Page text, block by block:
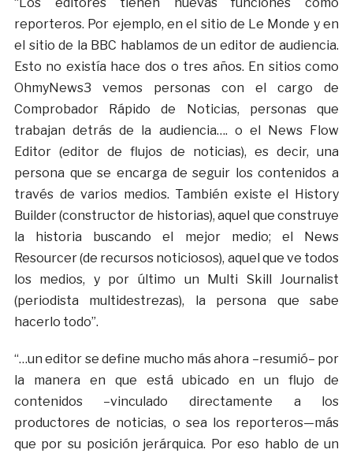
reporteros. Por ejemplo, en el sitio de Le Monde y en
el sitio de la BBC hablamos de un editor de audiencia.
Esto no existía hace dos o tres años. En sitios como
OhmyNews3 vemos personas con el cargo de
Comprobador Rápido de Noticias, personas que
trabajan detrás de la audiencia…. o el News Flow
Editor (editor de flujos de noticias), es decir, una
persona que se encarga de seguir los contenidos a
través de varios medios. También existe el History
Builder (constructor de historias), aquel que construye
la historia buscando el mejor medio; el News
Resourcer (de recursos noticiosos), aquel que ve todos
los medios, y por último un Multi Skill Journalist
(periodista multidestrezas), la persona que sabe
hacerlo todo”.
“…un editor se define mucho más ahora –resumió– por
la manera en que está ubicado en un flujo de
contenidos –vinculado directamente a los
productores de noticias, o sea los reporteros—más
que por su posición jerárquica. Por eso hablo de un